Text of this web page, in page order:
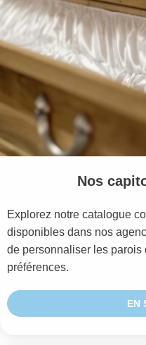
Nos
Explorez notre catalogue
disponibles dans nos
de personnaliser les parois
préférences.
EN